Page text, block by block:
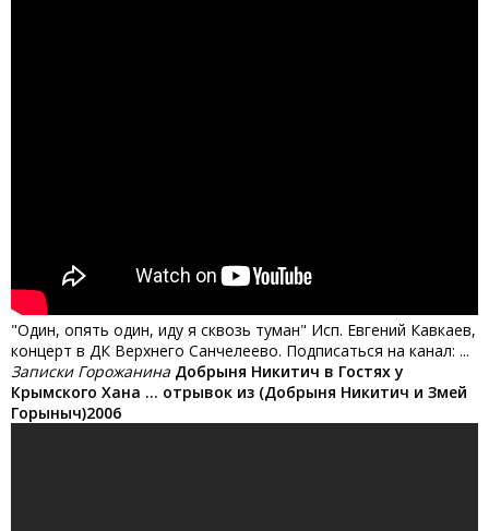
"Один, опять один, иду я сквозь туман" Исп. Евгений Кавкаев,
концерт в ДК Верхнего Санчелеево. Подписаться на канал: ...
Записки Горожанина Добрыня Никитич в Гостях у
Крымского Хана ... отрывок из (Добрыня Никитич и Змей
Горыныч)2006